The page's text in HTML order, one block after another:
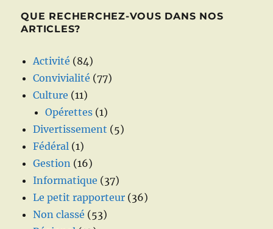
QUE RECHERCHEZ-VOUS DANS NOS
ARTICLES?
Activité (84)
Convivialité (77)
Culture (11)
Opérettes (1)
Divertissement (5)
Fédéral (1)
Gestion (16)
Informatique (37)
Le petit rapporteur (36)
Non classé (53)